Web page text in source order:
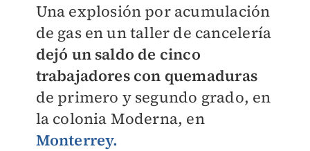
Una explosión por acumulación
de gas en un taller de cancelería
dejó un saldo de cinco
trabajadores con quemaduras
de primero y segundo grado, en
la colonia Moderna, en
Monterrey.